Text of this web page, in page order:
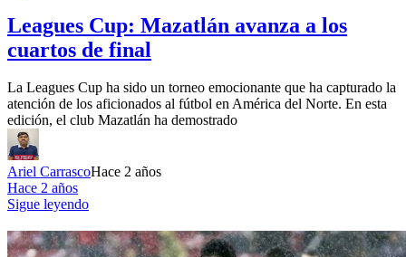
Leagues Cup: Mazatlán avanza a los
cuartos de final
La Leagues Cup ha sido un torneo emocionante que ha capturado la
atención de los aficionados al fútbol en América del Norte. En esta
edición, el club Mazatlán ha demostrado
Ariel CarrascoHace 2 años
Hace 2 años
Sigue leyendo